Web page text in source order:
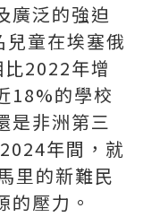
廣泛的強迫
童在埃塞俄
2022年增
18%的學校
是非洲第三
年間，就
里的新難民
的壓力。